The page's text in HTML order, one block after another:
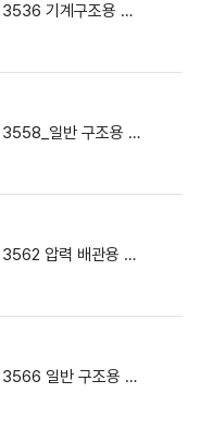
(신) KS 표준 열람 서비스 - KS D 3536 기계구조용 스테인리스강 강관
(신) KS 표준 열람 서비스 - KS D 3558_일반 구조용 용접 경량 H형강
(신) KS 표준 열람 서비스 - KS D 3562 압력 배관용 탄소강관
(신) KS 표준 열람 서비스 - KS D 3566 일반 구조용 탄소 강관